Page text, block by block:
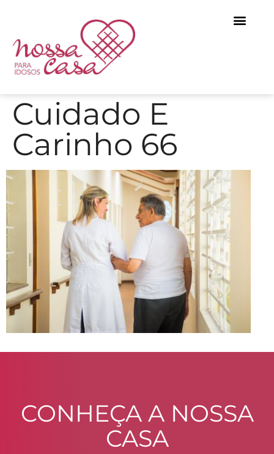
Cuidado E
Carinho 66
CONHEÇA A NOSSA
CASA